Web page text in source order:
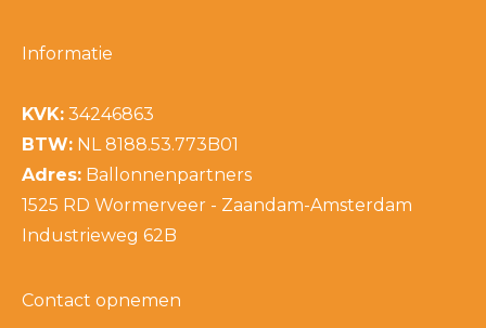
Informatie
KVK: 34246863
BTW: NL 8188.53.773B01
Adres: Ballonnenpartners
1525 RD Wormerveer - Zaandam-Amsterdam
Industrieweg 62B
Contact opnemen